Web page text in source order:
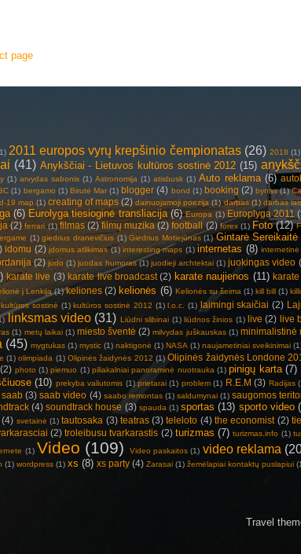
page
2011 europos vyrų krepšinio čempionatas (26) 2018 (1)
(41) Anykščiai - Lietuvos kultūros sostinė 2012 (15)
(1) arvydas sabonis (1) Astronomija (1) atisbusk (1) Auto reklama (6)
(1) bergamo (1) Birutė Mar (1) blogger (4) bond (1) booking (2) bynas (1)
19 map (1) creating of maps (2) dainuojamoji poezija (1) darbas (1) darbas
(6) Eurolyga tiesioginė transliacija (6) Europa (1) Europlyga 2011
(2) ferrari (1) filmas (2) filmų muzika (2) football (2) forex (1) Foto (12)
(1) giedrius dranevičius (1) Giedrius Motiejūnas (1) Gintarė Sereikaitė
idomu (2) įdomus atlikimas (1) interesting maps (1) internetas (8)
(2) judo (1) juodas humoras (1) juodieji archtektai (1) juokingas video
karate live (3) karate live broadcast (2) karate naujienos (11)
į Lenkiją (1) keliones (2) kelionės (6) Kelionės su šeima (1) kill bill (1)
kultūros sostinė (1) kultūros sostinė 2012 (1) l.o.c. (1) laimingi skaičiai (2)
linksmas video (31) Liūdni slibinai (1) liūdnos žinios (1) live (2) live
(1) metų laikai (1) miesto šventė (2) milvydas juškauskas (1) minimalistinė
(45) mygtukas (1) mystic (1) naktigonė (1) NASA (1) naujametiniai sveikinimai
(1) olimpiada (1) Olipinės žaidynės 2012 (1) Olipinės žaidynės Londone
(2) photo (1) piemuo (1) piliakalniai panoraminė nuotrauka (1) pinigų karta (7)
(10) prekyba valiutomis (1) prietarai (1) problem (1) R.E.M (3) Radijas
saab (3) saab video (4) saabo remontas (1) saldumynai (1) saugomos
(4) soundtrack house (3) spauda (1) sportas (13) sporto video
(4) svetainė (1) tautosaka (3) teatras (3) teleloto (4) the economist (2)
(2) troleibusu tvarkarastis (2) turizmas (7) turizmas.info (1)
(1) Video (109) Video paskaitos (1) video reklama
(1) wordpress (1) xs (8) xs party (4) Zarasai (1) žemėlapiai kontaktų puslapiui
Travel